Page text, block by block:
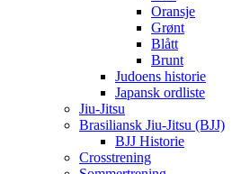
Oransje
Grønt
Blått
Brunt
Judoens historie
Japansk ordliste
Jiu-Jitsu
Brasiliansk Jiu-Jitsu (BJJ)
BJJ Historie
Crosstrening